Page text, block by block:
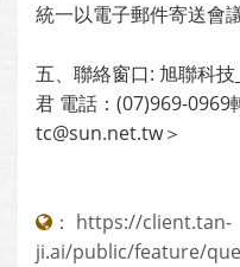
統一以電子郵件寄送會
五、聯絡窗口: 旭聯科
君 電話：(07)969-0969
tc@sun.net.tw＞
： https://client.tan-
ji.ai/public/feature/